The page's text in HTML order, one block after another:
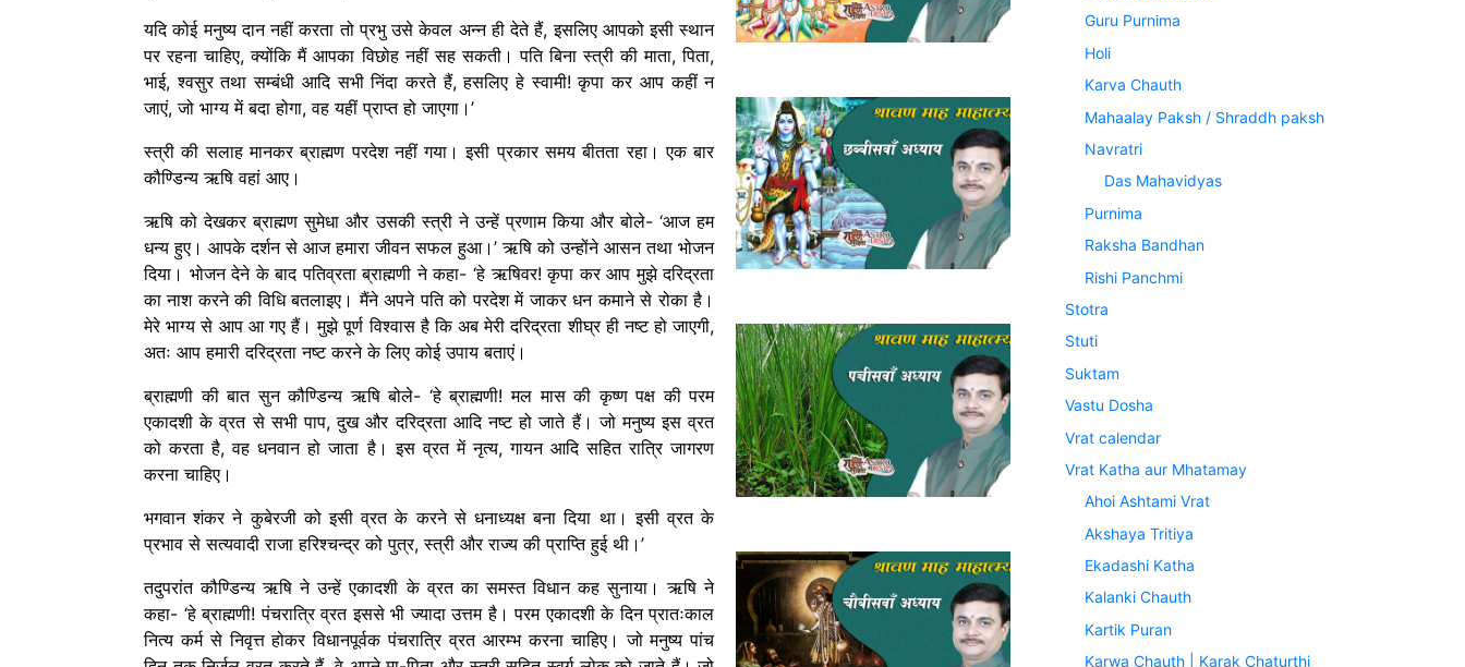
यदि कोई मनुष्य दान नहीं करता तो प्रभु उसे केवल अन्न ही देते हैं, इसलिए आपको इसी स्थान
पर रहना चाहिए, क्योंकि मैं आपका विछोह नहीं सह सकती। पति बिना स्त्री की माता, पिता,
भाई, श्वसुर तथा सम्बंधी आदि सभी निंदा करते हैं, हसलिए हे स्वामी! कृपा कर आप कहीं न
जाएं, जो भाग्य में बदा होगा, वह यहीं प्राप्त हो जाएगा।’
स्त्री की सलाह मानकर ब्राह्मण परदेश नहीं गया। इसी प्रकार समय बीतता रहा। एक बार
कौण्डिन्य ऋषि वहां आए।
ऋषि को देखकर ब्राह्मण सुमेधा और उसकी स्त्री ने उन्हें प्रणाम किया और बोले- ‘आज हम
धन्य हुए। आपके दर्शन से आज हमारा जीवन सफल हुआ।’ ऋषि को उन्होंने आसन तथा भोजन
दिया। भोजन देने के बाद पतिव्रता ब्राह्मणी ने कहा- ‘हे ऋषिवर! कृपा कर आप मुझे दरिद्रता
का नाश करने की विधि बतलाइए। मैंने अपने पति को परदेश में जाकर धन कमाने से रोका है।
मेरे भाग्य से आप आ गए हैं। मुझे पूर्ण विश्वास है कि अब मेरी दरिद्रता शीघ्र ही नष्ट हो जाएगी,
अतः आप हमारी दरिद्रता नष्ट करने के लिए कोई उपाय बताएं।
ब्राह्मणी की बात सुन कौण्डिन्य ऋषि बोले- ‘हे ब्राह्मणी! मल मास की कृष्ण पक्ष की परम
एकादशी के व्रत से सभी पाप, दुख और दरिद्रता आदि नष्ट हो जाते हैं। जो मनुष्य इस व्रत
को करता है, वह धनवान हो जाता है। इस व्रत में नृत्य, गायन आदि सहित रात्रि जागरण
करना चाहिए।
भगवान शंकर ने कुबेरजी को इसी व्रत के करने से धनाध्यक्ष बना दिया था। इसी व्रत के
प्रभाव से सत्यवादी राजा हरिश्चन्द्र को पुत्र, स्त्री और राज्य की प्राप्ति हुई थी।’
तदुपरांत कौण्डिन्य ऋषि ने उन्हें एकादशी के व्रत का समस्त विधान कह सुनाया। ऋषि ने
कहा- ‘हे ब्राह्मणी! पंचरात्रि व्रत इससे भी ज्यादा उत्तम है। परम एकादशी के दिन प्रातःकाल
नित्य कर्म से निवृत्त होकर विधानपूर्वक पंचरात्रि व्रत आरम्भ करना चाहिए। जो मनुष्य पांच
Guru Purnima
Holi
Karva Chauth
Mahaalay Paksh / Shraddh paksh
Navratri
Das Mahavidyas
Purnima
Raksha Bandhan
Rishi Panchmi
Stotra
Stuti
Suktam
Vastu Dosha
Vrat calendar
Vrat Katha aur Mhatamay
Ahoi Ashtami Vrat
Akshaya Tritiya
Ekadashi Katha
Kalanki Chauth
Kartik Puran
Karwa Chauth | Karak Chaturthi